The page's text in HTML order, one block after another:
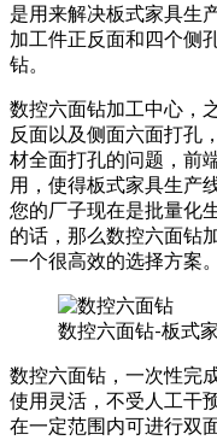
是用来解决板式家具生
加工件正反面和四个侧
钻。
数控六面钻加工中心，
反面以及侧面六面打孔
材全面打孔的问题，前
用，使得板式家具生产
您的厂子现在是批量化
的话，那么数控六面钻
一个很高效的选择方案。
数控六面钻-板式
数控六面钻，一次性完
使用灵活，不受人工干
在一定范围内可进行双